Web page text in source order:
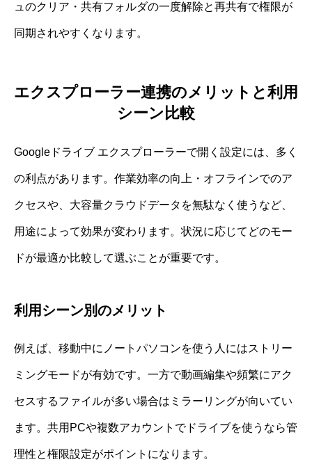
ュのクリア・共有フォルダの一度解除と再共有で権限が
同期されやすくなります。
エクスプローラー連携のメリットと利用
シーン比較
Googleドライブ エクスプローラーで開く設定には、多く
の利点があります。作業効率の向上・オフラインでのア
クセスや、大容量クラウドデータを無駄なく使うなど、
用途によって効果が変わります。状況に応じてどのモー
ドが最適か比較して選ぶことが重要です。
利用シーン別のメリット
例えば、移動中にノートパソコンを使う人にはストリー
ミングモードが有効です。一方で動画編集や頻繁にアク
セスするファイルが多い場合はミラーリングが向いてい
ます。共用PCや複数アカウントでドライブを使うなら管
理性と権限設定がポイントになります。